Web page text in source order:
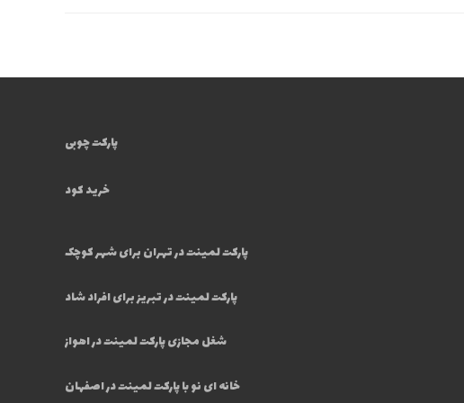
پارکت چوبی
خرید کود
پارکت لمینت در تهران برای شهر کوچک
پارکت لمینت در تبریز برای افراد شاد
شغل مجازی پارکت لمینت در اهواز
خانه ای نو با پارکت لمینت در اصفهان